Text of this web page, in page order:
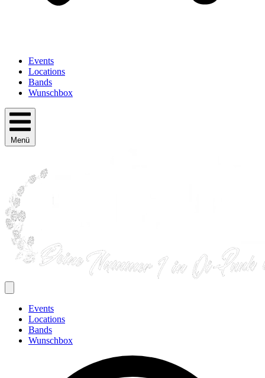
Events
Locations
Bands
Wunschbox
Menü
Events
Locations
Bands
Wunschbox